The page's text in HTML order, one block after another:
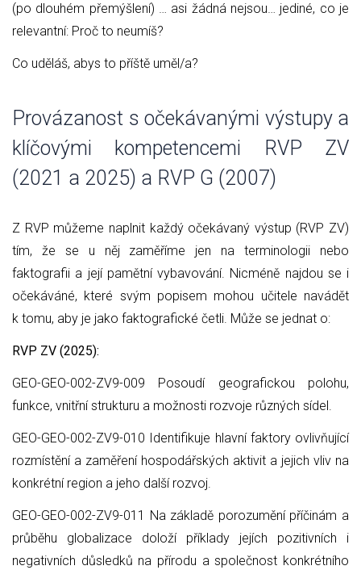
(po dlouhém přemýšlení) … asi žádná nejsou… jediné, co je
relevantní: Proč to neumíš?
Co uděláš, abys to příště uměl/a?
Provázanost s očekávanými výstupy a
klíčovými kompetencemi RVP ZV
(2021 a 2025) a RVP G (2007)
Z RVP můžeme naplnit každý očekávaný výstup (RVP ZV)
tím, že se u něj zaměříme jen na terminologii nebo
faktografii a její pamětní vybavování. Nicméně najdou se i
očekáváné, které svým popisem mohou učitele navádět
k tomu, aby je jako faktografické četli. Může se jednat o:
RVP ZV (2025):
GEO-GEO-002-ZV9-009 Posoudí geografickou polohu,
funkce, vnitřní strukturu a možnosti rozvoje různých sídel.
GEO-GEO-002-ZV9-010 Identifikuje hlavní faktory ovlivňující
rozmístění a zaměření hospodářských aktivit a jejich vliv na
konkrétní region a jeho další rozvoj.
GEO-GEO-002-ZV9-011 Na základě porozumění příčinám a
průběhu globalizace doloží příklady jejích pozitivních i
negativních důsledků na přírodu a společnost konkrétního